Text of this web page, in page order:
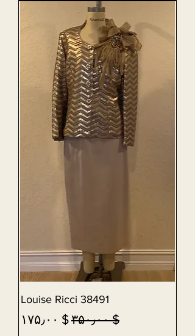
Louise Ricci 38491
Regular Price
$ ۳۵۰٫۰۰ Sale Price
$ ۱۷۵٫۰۰